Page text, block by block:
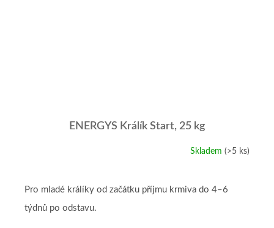
ENERGYS Králík Start, 25 kg
Skladem (>5 ks)
Pro mladé králíky od začátku příjmu krmiva do 4–6
týdnů po odstavu.